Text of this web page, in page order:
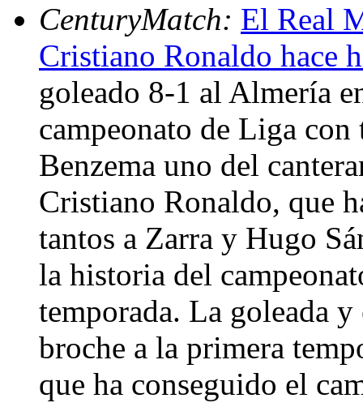
CenturyMatch: El Real
Cristiano Ronaldo hace
goleado 8-1 al Almería
campeonato de Liga con
Benzema uno del
Cristiano Ronaldo, que
tantos a Zarra y Hugo
la historia del
temporada. La goleada
broche a la primera
que ha conseguido el